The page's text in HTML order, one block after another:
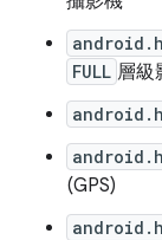
FULL 層級
(GPS)